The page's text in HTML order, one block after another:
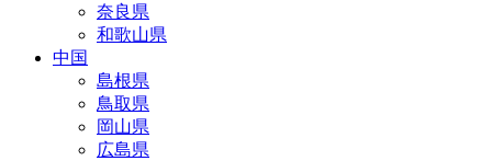
奈良県
和歌山県
中国
島根県
鳥取県
岡山県
広島県